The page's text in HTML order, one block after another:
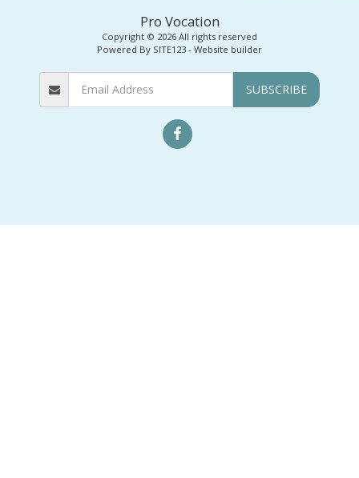
Pro Vocation
Copyright © 2026 All rights reserved
Powered By SITE123 - Website builder
SUBSCRIBE